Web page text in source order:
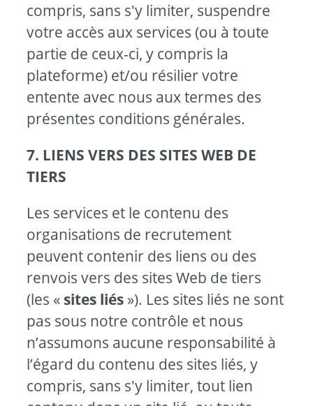
compris, sans s'y limiter, suspendre
votre accès aux services (ou à toute
partie de ceux-ci, y compris la
plateforme) et/ou résilier votre
entente avec nous aux termes des
présentes conditions générales.
7. LIENS VERS DES SITES WEB DE
TIERS
Les services et le contenu des
organisations de recrutement
peuvent contenir des liens ou des
renvois vers des sites Web de tiers
(les « sites liés »). Les sites liés ne sont
pas sous notre contrôle et nous
n’assumons aucune responsabilité à
l’égard du contenu des sites liés, y
compris, sans s'y limiter, tout lien